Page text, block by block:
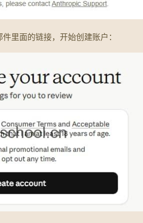
里面的链接，开始创建账户：